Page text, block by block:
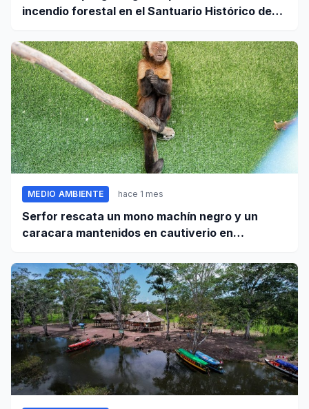
incendio forestal en el Santuario Histórico de
MEDIO AMBIENTE hace 1 mes
Serfor rescata un mono machín negro y un
caracara mantenidos en cautiverio en